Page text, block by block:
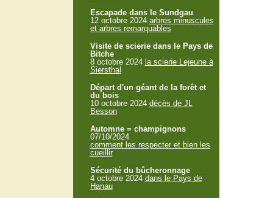
Escapade dans le Sundgau
12 octobre 2024 arbres minuscules
et arbres remarquables
Visite de scierie dans le Pays de
Bitche
8 octobre 2024 la scierie Lejeune à
Siersthal
Départ d'un géant de la forêt et
du bois
10 octobre 2024 décès de JL
Besson
Automne = champignons
07/10/2024
comment les respecter et bien les
cueillir
Sécurité du bûcheronnage
4 octobre 2024 dans le Pays de
Hanau